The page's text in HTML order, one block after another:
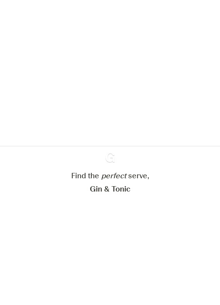
Ginventory
Find the perfectserve,
Gin & Tonic
Mijn cookie-instellingen aanpassen
Alles weigeren Alles aanvaarden